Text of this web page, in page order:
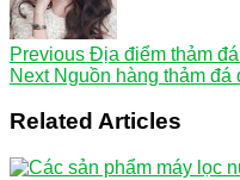
Previous Địa điểm thảm
NextNguồn hàng thảm đá
Related Articles